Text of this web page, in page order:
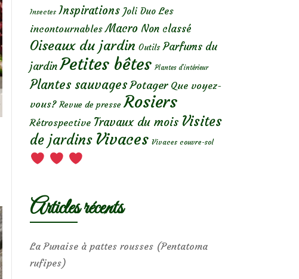
Insectes Inspirations Joli Duo Les
incontournables Macro Non classé
Oiseaux du jardin Outils Parfums du
jardin Petites bêtes Plantes d’intérieur
Plantes sauvages Potager Que voyez-
vous? Revue de presse Rosiers
Rétrospective Travaux du mois Visites
de jardins Vivaces Vivaces couvre-sol
Articles récents
La Punaise à pattes rousses (Pentatoma
rufipes)